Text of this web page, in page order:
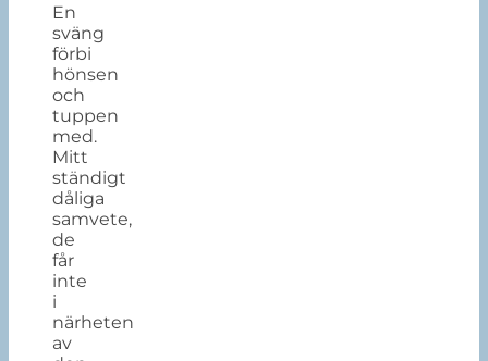
En
sväng
förbi
hönsen
och
tuppen
med.
Mitt
ständigt
dåliga
samvete,
de
får
inte
i
närheten
av